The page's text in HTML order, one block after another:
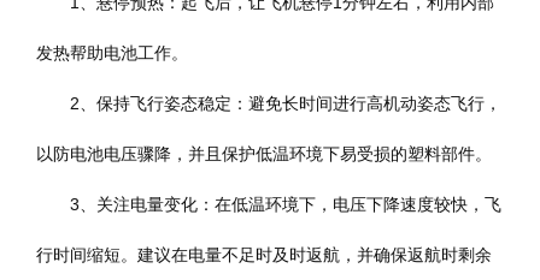
发热帮助电池工作。
2、保持飞行姿态稳定：避免长时间进行高机动姿态飞行，
以防电池电压骤降，并且保护低温环境下易受损的塑料部件。
3、关注电量变化：在低温环境下，电压下降速度较快，飞
行时间缩短。建议在电量不足时及时返航，并确保返航时剩余